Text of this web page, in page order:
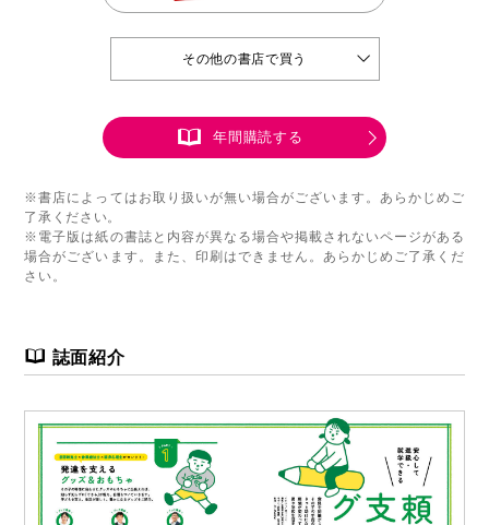
その他の書店で買う
年間購読する
※書店によってはお取り扱いが無い場合がございます。あらかじめご
了承ください。
※電子版は紙の書誌と内容が異なる場合や掲載されないページがある
場合がございます。また、印刷はできません。あらかじめご了承くだ
さい。
誌面紹介